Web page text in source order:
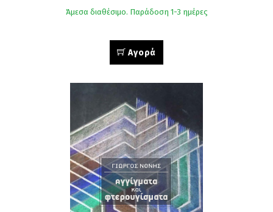
Άμεσα διαθέσιμο. Παράδοση 1-3 ημέρες
Αγορά